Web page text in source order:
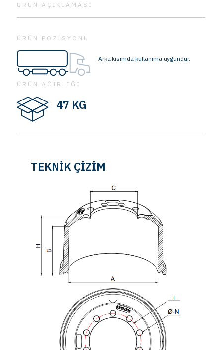
ÜRÜN AÇIKLAMASI
ÜRÜN POZİSYONU
Arka kısımda kullanıma uygundur.
ÜRÜN AĞIRLIĞI
47 KG
TEKNİK ÇİZİM